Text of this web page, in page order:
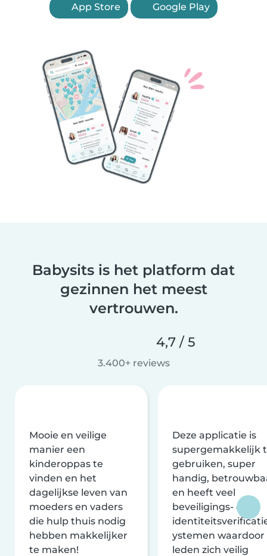
App Store Google Play
Babysits is het platform dat
gezinnen het meest
vertrouwen.
4,7 / 5
3.400+ reviews
Mooie en veilige
manier een
kinderoppas te
vinden en het
dagelijkse leven van
moeders en vaders
die hulp thuis nodig
hebben makkelijker
te maken!
Deze applicatie is
supergemakkelijk
gebruiken, super
handig,
en heeft veel
beveiligings- en
ystemen waardoor
leden zich veilig